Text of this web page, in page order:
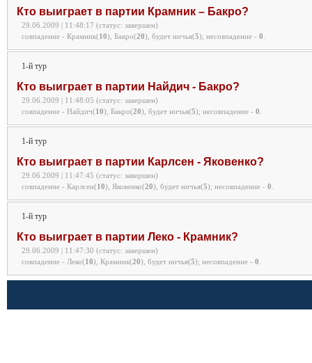
Кто выиграет в партии Крамник – Бакро?
29.06.2009 | 11:48:17 (статус: завершен)
совпадение - Крамник(10), Бакро(20), будет ничья(5); несовпадение - 0
1-й тур
Кто выиграет в партии Найдич - Бакро?
29.06.2009 | 11:48:05 (статус: завершен)
совпадение - Найдич(10), Бакро(20), будет ничья(5); несовпадение - 0
1-й тур
Кто выиграет в партии Карлсен - Яковенко?
29.06.2009 | 11:47:45 (статус: завершен)
совпадение - Карлсен(10), Яковенко(20), будет ничья(5); несовпадение - 0
1-й тур
Кто выиграет в партии Леко - Крамник?
29.06.2009 | 11:47:30 (статус: завершен)
совпадение - Леко(10), Крамник(20), будет ничья(5); несовпадение - 0